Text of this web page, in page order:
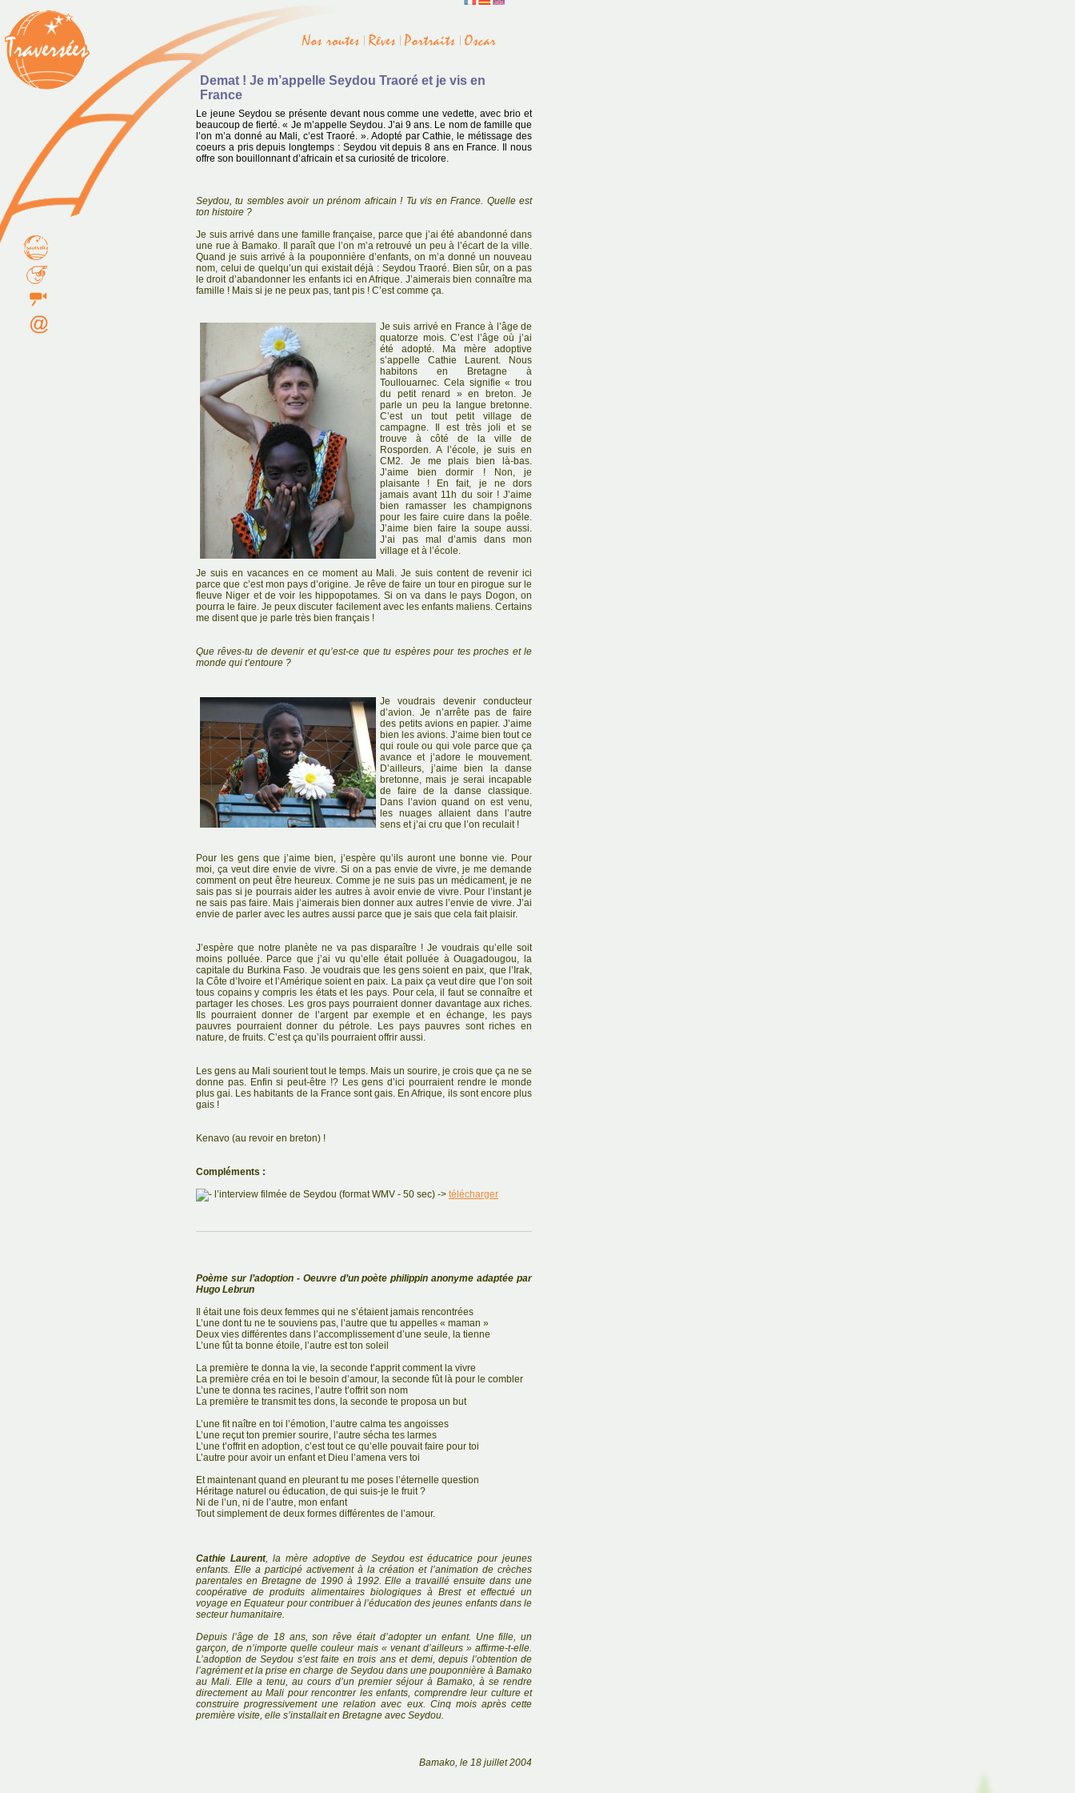
Demat ! Je m’appelle Seydou Traoré et je vis en
France
Le jeune Seydou se présente devant nous comme une vedette, avec brio et
beaucoup de fierté. « Je m’appelle Seydou. J’ai 9 ans. Le nom de famille que
l’on m’a donné au Mali, c’est Traoré. ». Adopté par Cathie, le métissage des
coeurs a pris depuis longtemps : Seydou vit depuis 8 ans en France. Il nous
offre son bouillonnant d’africain et sa curiosité de tricolore.
Seydou, tu sembles avoir un prénom africain ! Tu vis en France. Quelle est
ton histoire ?
Je suis arrivé dans une famille française, parce que j’ai été abandonné dans
une rue à Bamako. Il paraît que l’on m’a retrouvé un peu à l’écart de la ville.
Quand je suis arrivé à la pouponnière d’enfants, on m’a donné un nouveau
nom, celui de quelqu’un qui existait déjà : Seydou Traoré. Bien sûr, on a pas
le droit d’abandonner les enfants ici en Afrique. J’aimerais bien connaître ma
famille ! Mais si je ne peux pas, tant pis ! C’est comme ça.
Je suis arrivé en France à l’âge de
quatorze mois. C’est l’âge où j’ai
été adopté. Ma mère adoptive
s’appelle Cathie Laurent. Nous
habitons en Bretagne à
Toullouarnec. Cela signifie « trou
du petit renard » en breton. Je
parle un peu la langue bretonne.
C’est un tout petit village de
campagne. Il est très joli et se
trouve à côté de la ville de
Rosporden. A l’école, je suis en
CM2. Je me plais bien là-bas.
J’aime bien dormir ! Non, je
plaisante ! En fait, je ne dors
jamais avant 11h du soir ! J’aime
bien ramasser les champignons
pour les faire cuire dans la poêle.
J’aime bien faire la soupe aussi.
J’ai pas mal d’amis dans mon
village et à l’école.
Je suis en vacances en ce moment au Mali. Je suis content de revenir ici
parce que c’est mon pays d’origine. Je rêve de faire un tour en pirogue sur le
fleuve Niger et de voir les hippopotames. Si on va dans le pays Dogon, on
pourra le faire. Je peux discuter facilement avec les enfants maliens. Certains
me disent que je parle très bien français !
Que rêves-tu de devenir et qu’est-ce que tu espères pour tes proches et le
monde qui t’entoure ?
Je voudrais devenir conducteur
d’avion. Je n’arrête pas de faire
des petits avions en papier. J’aime
bien les avions. J’aime bien tout ce
qui roule ou qui vole parce que ça
avance et j’adore le mouvement.
D’ailleurs, j’aime bien la danse
bretonne, mais je serai incapable
de faire de la danse classique.
Dans l’avion quand on est venu,
les nuages allaient dans l’autre
sens et j’ai cru que l’on reculait !
Pour les gens que j’aime bien, j’espère qu’ils auront une bonne vie. Pour
moi, ça veut dire envie de vivre. Si on a pas envie de vivre, je me demande
comment on peut être heureux. Comme je ne suis pas un médicament, je ne
sais pas si je pourrais aider les autres à avoir envie de vivre. Pour l’instant je
ne sais pas faire. Mais j’aimerais bien donner aux autres l’envie de vivre. J’ai
envie de parler avec les autres aussi parce que je sais que cela fait plaisir.
J’espère que notre planète ne va pas disparaître ! Je voudrais qu’elle soit
moins polluée. Parce que j’ai vu qu’elle était polluée à Ouagadougou, la
capitale du Burkina Faso. Je voudrais que les gens soient en paix, que l’Irak,
la Côte d’Ivoire et l’Amérique soient en paix. La paix ça veut dire que l’on soit
tous copains y compris les états et les pays. Pour cela, il faut se connaître et
partager les choses. Les gros pays pourraient donner davantage aux riches.
Ils pourraient donner de l’argent par exemple et en échange, les pays
pauvres pourraient donner du pétrole. Les pays pauvres sont riches en
nature, de fruits. C’est ça qu’ils pourraient offrir aussi.
Les gens au Mali sourient tout le temps. Mais un sourire, je crois que ça ne se
donne pas. Enfin si peut-être !? Les gens d’ici pourraient rendre le monde
plus gai. Les habitants de la France sont gais. En Afrique, ils sont encore plus
gais !
Kenavo (au revoir en breton) !
Compléments :
l’interview filmée de Seydou (format WMV - 50 sec) -> télécharger
Poème sur l’adoption - Oeuvre d’un poète philippin anonyme adaptée par
Hugo Lebrun
Il était une fois deux femmes qui ne s’étaient jamais rencontrées
L’une dont tu ne te souviens pas, l’autre que tu appelles « maman »
Deux vies différentes dans l’accomplissement d’une seule, la tienne
L’une fût ta bonne étoile, l’autre est ton soleil
La première te donna la vie, la seconde t’apprit comment la vivre
La première créa en toi le besoin d’amour, la seconde fût là pour le combler
L’une te donna tes racines, l’autre t’offrit son nom
La première te transmit tes dons, la seconde te proposa un but
L’une fit naître en toi l’émotion, l’autre calma tes angoisses
L’une reçut ton premier sourire, l’autre sécha tes larmes
L’une t’offrit en adoption, c’est tout ce qu’elle pouvait faire pour toi
L’autre pour avoir un enfant et Dieu l’amena vers toi
Et maintenant quand en pleurant tu me poses l’éternelle question
Héritage naturel ou éducation, de qui suis-je le fruit ?
Ni de l’un, ni de l’autre, mon enfant
Tout simplement de deux formes différentes de l’amour.
Cathie Laurent, la mère adoptive de Seydou est éducatrice pour jeunes
enfants. Elle a participé activement à la création et l’animation de crèches
parentales en Bretagne de 1990 à 1992. Elle a travaillé ensuite dans une
coopérative de produits alimentaires biologiques à Brest et effectué un
voyage en Equateur pour contribuer à l’éducation des jeunes enfants dans le
secteur humanitaire.
Depuis l’âge de 18 ans, son rêve était d’adopter un enfant. Une fille, un
garçon, de n’importe quelle couleur mais « venant d’ailleurs » affirme-t-elle.
L’adoption de Seydou s’est faite en trois ans et demi, depuis l’obtention de
l’agrément et la prise en charge de Seydou dans une pouponnière à Bamako
au Mali. Elle a tenu, au cours d’un premier séjour à Bamako, à se rendre
directement au Mali pour rencontrer les enfants, comprendre leur culture et
construire progressivement une relation avec eux. Cinq mois après cette
première visite, elle s’installait en Bretagne avec Seydou.
Bamako, le 18 juillet 2004